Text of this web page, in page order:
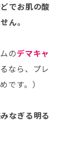
でお肌の酸
ん。
のデマキャ
なら、プレ
です。）
なぎる明る